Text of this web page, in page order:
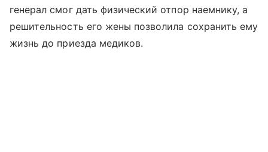
генерал смог дать физический отпор наемнику, а
решительность его жены позволила сохранить ему
жизнь до приезда медиков.